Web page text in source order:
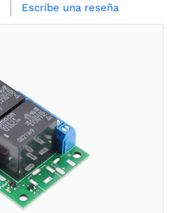
Escribe una reseña